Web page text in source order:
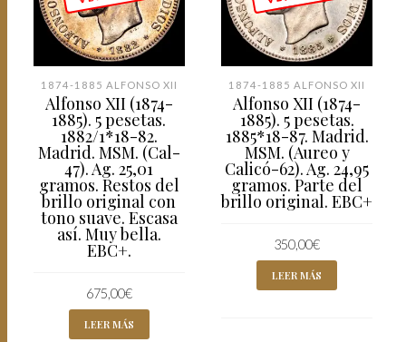
1874-1885 ALFONSO XII
Alfonso XII (1874-
1885). 5 pesetas.
1882/1*18-82.
Madrid. MSM. (Cal-
47). Ag. 25,01
gramos. Restos del
brillo original con
tono suave. Escasa
así. Muy bella.
EBC+.
675,00€
LEER MÁS
1874-1885 ALFONSO XII
Alfonso XII (1874-
1885). 5 pesetas.
1885*18-87. Madrid.
MSM. (Aureo y
Calicó-62). Ag. 24,95
gramos. Parte del
brillo original. EBC+
350,00€
LEER MÁS